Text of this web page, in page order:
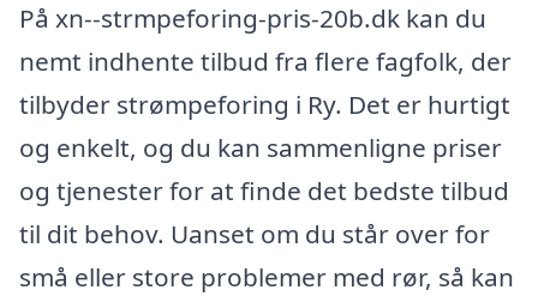
På xn--strmpeforing-pris-20b.dk kan du
nemt indhente tilbud fra flere fagfolk, der
tilbyder strømpeforing i Ry. Det er hurtigt
og enkelt, og du kan sammenligne priser
og tjenester for at finde det bedste tilbud
til dit behov. Uanset om du står over for
små eller store problemer med rør, så kan